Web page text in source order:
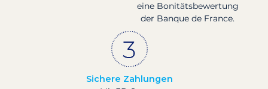
eine Bonitätsbewertung
der Banque de France.
Sichere Zahlungen